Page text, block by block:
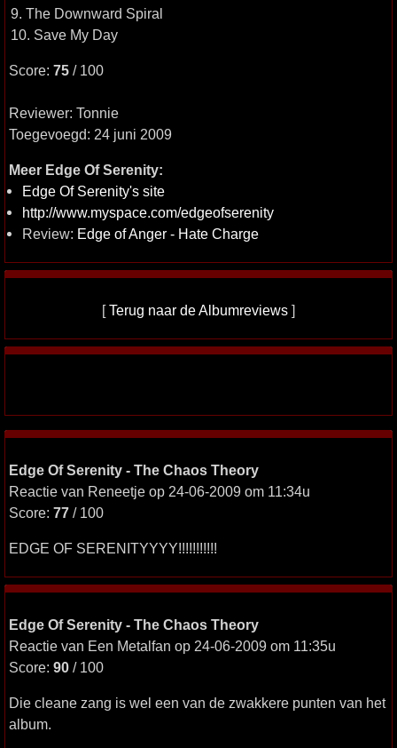
9. The Downward Spiral
10. Save My Day
Score: 75 / 100
Reviewer: Tonnie
Toegevoegd: 24 juni 2009
Meer Edge Of Serenity:
Edge Of Serenity's site
http://www.myspace.com/edgeofserenity
Review: Edge of Anger - Hate Charge
[Terug naar de Albumreviews ]
Edge Of Serenity - The Chaos Theory
Reactie van Reneetje op 24-06-2009 om 11:34u
Score: 77 / 100
EDGE OF SERENITYYYY!!!!!!!!!!!
Edge Of Serenity - The Chaos Theory
Reactie van Een Metalfan op 24-06-2009 om 11:35u
Score: 90 / 100
Die cleane zang is wel een van de zwakkere punten van het
album.